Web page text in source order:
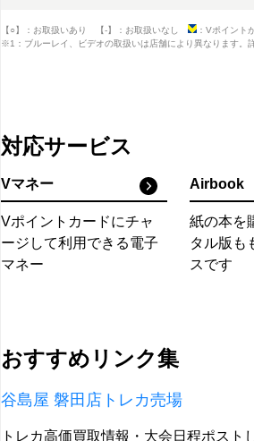
【○】：お取扱いあり 【-】：お取扱いなし
：Vポイント
※1：ブルーレイ、ビデオの取扱いは店舗により異なります。
対応サービス
Vマネー
Vポイントカードにチャ
ージして利用できる電子
マネー
Airbook
紙の本を
タル版も
スです
おすすめリンク集
谷島屋 磐田店トレカ売場
トレカ高価買取情報・大会日程ポスト